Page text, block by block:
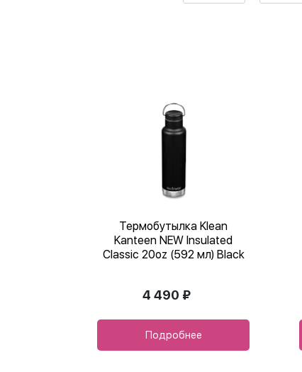
Термобутылка Klean
Kanteen NEW Insulated
Classic 20oz (592 мл) Black
4 490 ₽
Подробнее